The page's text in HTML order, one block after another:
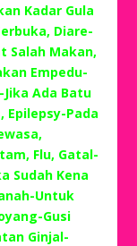
Kadar Gula
Diare-
Salah Makan,
Empedu-
Ada Batu
Epilepsy-Pada
Flu, Gatal-
Sudah Kena
Untuk
Gusi
Ginjal-